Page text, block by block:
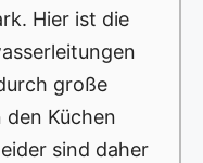
Hier ist die
große
den Küchen
sind daher